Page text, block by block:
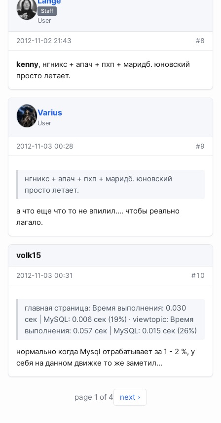
Staff
User
2012-11-02 21:43 #8
kenny, нгникс + апач + пхп + маридб. юновский
просто летает.
Varius
User
2012-11-03 00:28 #9
нгникс + апач + пхп + маридб. юновский
просто летает.
а что еще что то не впилил.... чтобы реально
лагало.
volk15
2012-11-03 00:31 #10
главная страница: Время выполнения: 0.030
сек | MySQL: 0.006 сек (19%) · viewtopic: Время
выполнения: 0.057 сек | MySQL: 0.015 сек (26%)
нормально когда Mysql отрабатывает за 1 - 2 %, у
себя на данном движке то же заметил...
page 1 of 4 next ›